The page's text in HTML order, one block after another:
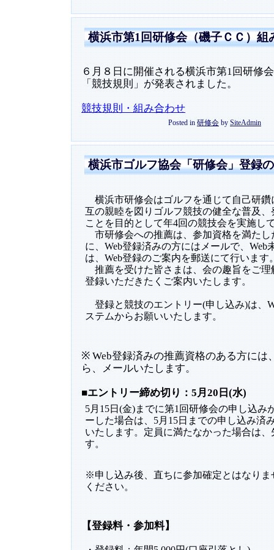
横浜市第1回研修会（磯子ＣＣ）組
６月８日に開催される横浜市第1回研修
「競技規則」が発表されました。
競技規則・組み合わせ
Posted in研修会bySiteAdmin
横浜市ゴルフ協会「研修会」登録
横浜市研修会はゴルフを通じて自己研鑽
互の親睦を図りゴルフ競技の健全な普及
ことを目的として年4回の競技会を実施し
市研修会への推薦は、参加資格を満たし
に、Web登録済みの方にはメールで、Web
は、Web登録のご案内を郵送にて行います
推薦を受けた皆さまは、会の趣旨をご理
登録いただきたくご案内いたします。
登録と競技のエントリー(申し込み)は、
ステムからお願いいたします。
※ Web登録済みの推薦資格のある方には
ら、メールいたします。
■エントリー締め切り：5月20日(水)
5月15日(金)までに第1回研修会の申し込み
ーした場合は、5月15日までの申し込み済
いたします。定員に満たなかった場合は
す。
※申し込み後、直ちに参加確定とはなりま
ください。
【登録料・参加料】